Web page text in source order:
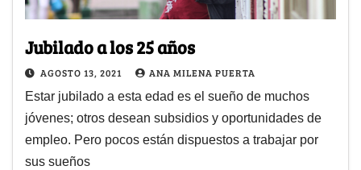
Jubilado a los 25 años
AGOSTO 13, 2021 ANA MILENA PUERTA
Estar jubilado a esta edad es el sueño de muchos
jóvenes; otros desean subsidios y oportunidades de
empleo. Pero pocos están dispuestos a trabajar por
sus sueños